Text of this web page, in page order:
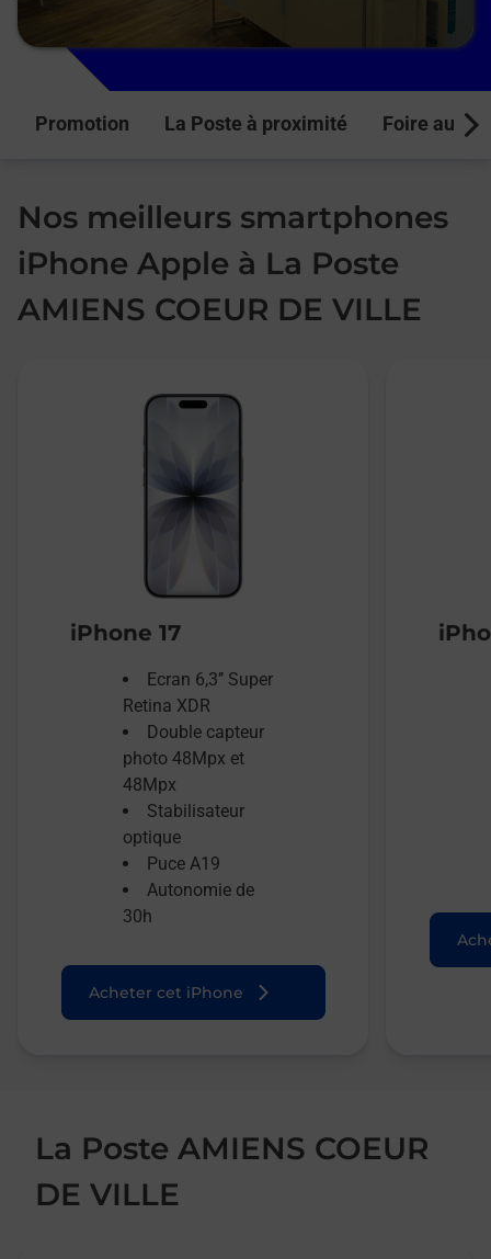
Promotion La Poste à proximité Foire aux
Nos meilleurs smartphones
iPhone Apple à La Poste
AMIENS COEUR DE VILLE
iPhone 17
Ecran 6,3’’ Super
Retina XDR
Double capteur
photo 48Mpx et
48Mpx
Stabilisateur
optique
Puce A19
Autonomie de
30h
Acheter cet iPhone
La Poste AMIENS COEUR
DE VILLE